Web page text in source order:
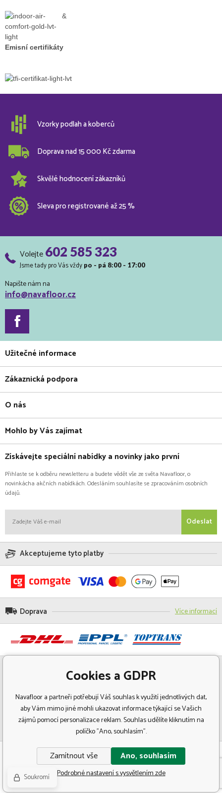
&
Emisní certifikáty
Vzorky podlah a koberců
Doprava nad 15 000 Kč zdarma
Skvělé hodnocení zákazníků
Sleva pro registrované až 25 %
Volejte602 585 323
Jsme tady pro Vás vždy po - pá 8:00 - 17:00
Napište nám na
info@navafloor.cz
Užitečné informace
Zákaznická podpora
O nás
Mohlo by Vás zajímat
Získávejte speciální nabídky a novinky jako první
Přihlaste se k odběru newsletteru a budete vědět vše ze světa Navafloor, o
novinkácha akčních nabídkách. Odesláním souhlasíte se zpracováním osobních
údajů.
Odeslat
Akceptujeme tyto platby
Doprava Více informací
© Copyright 2018 Navafloor - Specializovaný prodej podlahových krytin.
Všechna práva vyhrazena.
Tvorbu webové stránky
Cookies a GDPR
Navafloor a partneři potřebují Váš souhlas k využití jednotlivých dat,
aby Vám mimo jiné mohli ukazovat informace týkající se Vašich
zájmů pomocí personalizace reklam. Souhlas udělíte kliknutím na
políčko "Ano, souhlasím".
Zamítnout vše Ano, souhlasím
Podrobné nastavení s vysvětlením zde
Soukromí